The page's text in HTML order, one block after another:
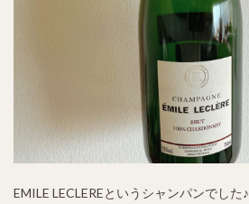
EMILE LECLEREというシャンパンでした♪